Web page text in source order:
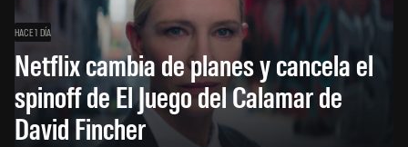
HACE 1 DÍA
Netflix cambia de planes y cancela el
spinoff de El Juego del Calamar de
David Fincher